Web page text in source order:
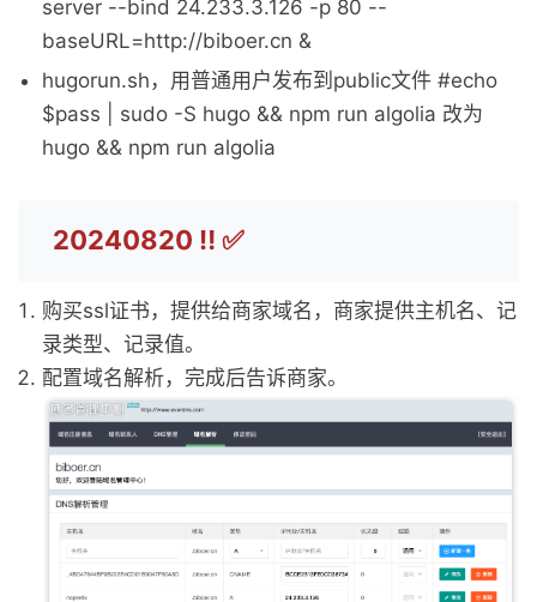
server --bind 24.233.3.126 -p 80 --
baseURL=http://biboer.cn &
hugorun.sh，用普通用户发布到public文件 #echo
$pass | sudo -S hugo && npm run algolia 改为
hugo && npm run algolia
20240820 ‼️ ✅
购买ssl证书，提供给商家域名，商家提供主机名、记
录类型、记录值。
配置域名解析，完成后告诉商家。